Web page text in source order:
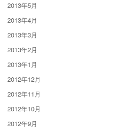
2013年5月
2013年4月
2013年3月
2013年2月
2013年1月
2012年12月
2012年11月
2012年10月
2012年9月